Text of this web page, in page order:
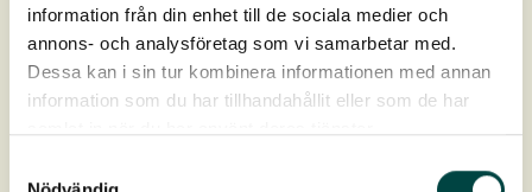
information från din enhet till de sociala medier och
annons- och analysföretag som vi samarbetar med.
Dessa kan i sin tur kombinera informationen med annan
information som du har tillhandahållit eller som de har